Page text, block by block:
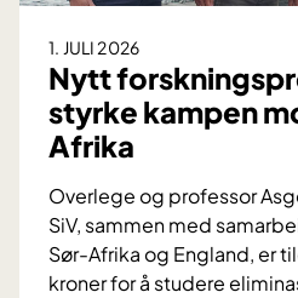
1. JULI 2026
Nytt
styrke kampen
Afrika
Overlege og professor
SiV, sammen med
Sør-Afrika og England, er
kroner for å studere